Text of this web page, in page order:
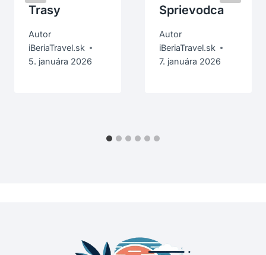
Trasy
Autor
iBeriaTravel.sk
5. januára 2026
Sprievodca
Autor
iBeriaTravel.sk
7. januára 2026